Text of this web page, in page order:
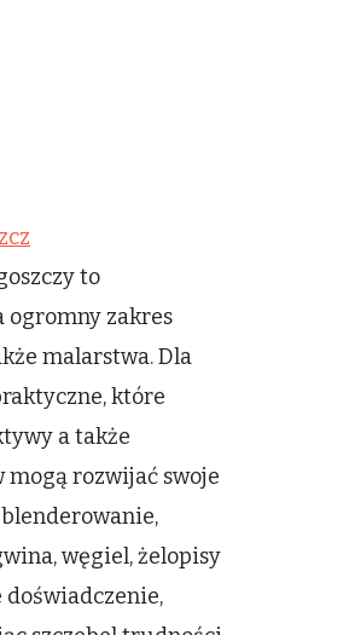
to
ogromny zakres
malarstwa. Dla
które
a także
rozwijać swoje
węgiel, żelopisy
doświadczenie,